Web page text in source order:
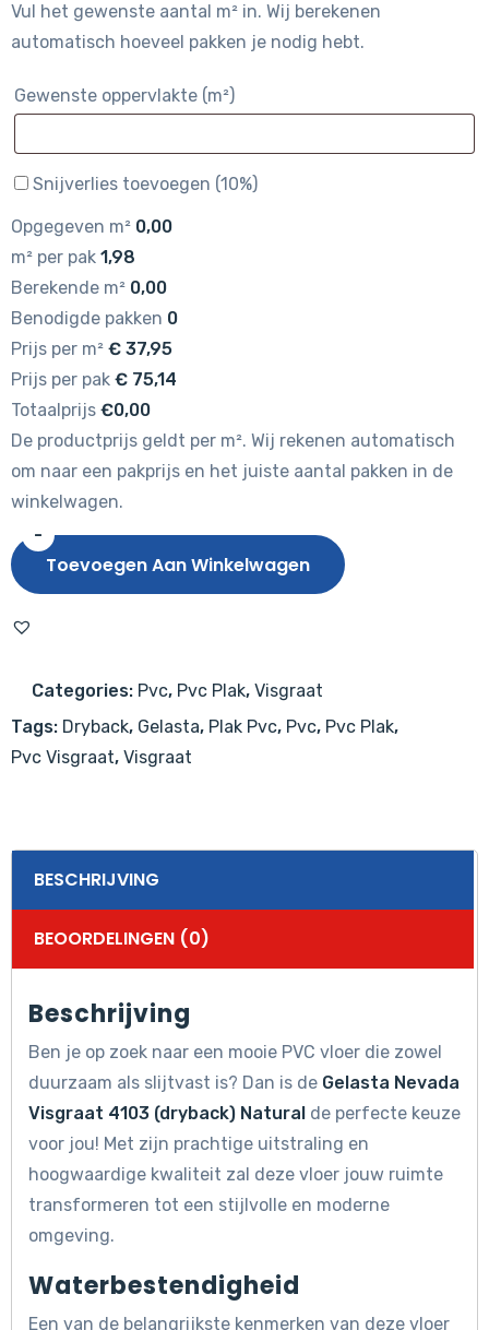
Vul het gewenste aantal m² in. Wij berekenen
automatisch hoeveel pakken je nodig hebt.
Gewenste oppervlakte (m²)
Snijverlies toevoegen (10%)
Opgegeven m² 0,00
m² per pak 1,98
Berekende m² 0,00
Benodigde pakken 0
Prijs per m² € 37,95
Prijs per pak € 75,14
Totaalprijs €0,00
De productprijs geldt per m². Wij rekenen automatisch
om naar een pakprijs en het juiste aantal pakken in de
winkelwagen.
-
Gelasta
Nevada
4103
Natural
aantal
Toevoegen Aan Winkelwagen
Categories: Pvc, Pvc Plak, Visgraat
Tags: Dryback, Gelasta, Plak Pvc, Pvc, Pvc Plak,
Pvc Visgraat, Visgraat
BESCHRIJVING
BEOORDELINGEN (0)
Beschrijving
Ben je op zoek naar een mooie PVC vloer die zowel
duurzaam als slijtvast is? Dan is de Gelasta Nevada
Visgraat 4103 (dryback) Natural de perfecte keuze
voor jou! Met zijn prachtige uitstraling en
hoogwaardige kwaliteit zal deze vloer jouw ruimte
transformeren tot een stijlvolle en moderne
omgeving.
Waterbestendigheid
Een van de belangrijkste kenmerken van deze vloer